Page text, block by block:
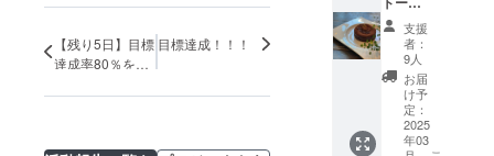
【残り5日】目標
達成率80％を突
目標達成！！！
ンカン
を添え
て。 ※
ケーキ
上の
「チョ
コレー
トリー
フ」は
んどを
丹精込
めた手
作業で
行うこ
とか
ら、国
内黒糖
ショコ
ラ】 元
オース
トラリ
アのパ
ティシ
エで、
日南市
支援
者：
9人
お届
け予
定：
2025
年03